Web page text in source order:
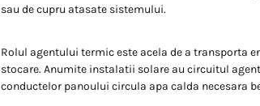
sau de cupru atasate sistemului.
Rolul agentului termic este acela de a transporta
stocare. Anumite instalatii solare au circuitul
conductelor panoului circula apa calda necesara